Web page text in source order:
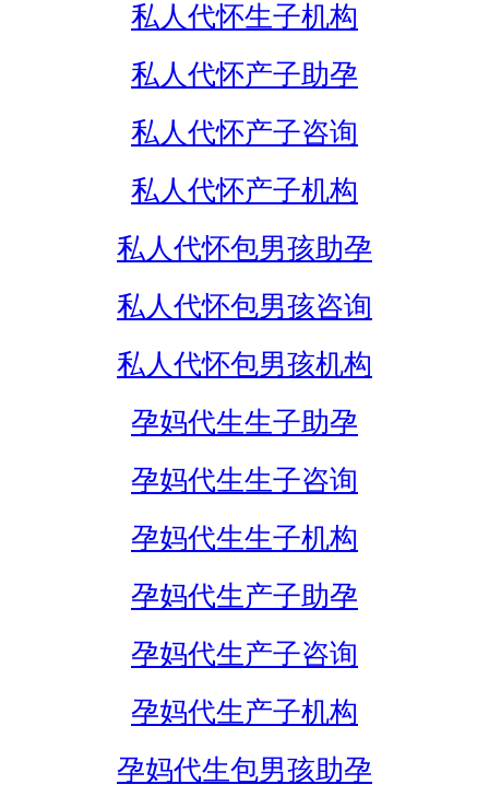
私人代怀生子机构
私人代怀产子助孕
私人代怀产子咨询
私人代怀产子机构
私人代怀包男孩助孕
私人代怀包男孩咨询
私人代怀包男孩机构
孕妈代生生子助孕
孕妈代生生子咨询
孕妈代生生子机构
孕妈代生产子助孕
孕妈代生产子咨询
孕妈代生产子机构
孕妈代生包男孩助孕